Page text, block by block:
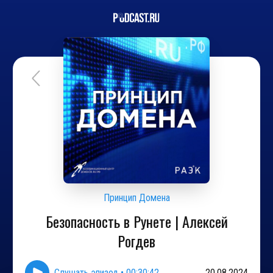
Принцип Домена
Безопасность в Рунете | Алексей
Рогдев